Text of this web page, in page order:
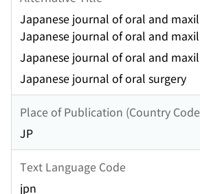
Japanese journal of oral and
Japanese journal of oral and
Japanese journal of oral and
Japanese journal of oral surgery
Place of Publication (Country
JP
Text Language Code
jpn